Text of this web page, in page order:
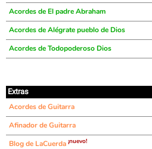
Acordes de El padre Abraham
Acordes de Alégrate pueblo de Dios
Acordes de Todopoderoso Dios
Extras
Acordes de Guitarra
Afinador de Guitarra
Blog de LaCuerda ¡nuevo!